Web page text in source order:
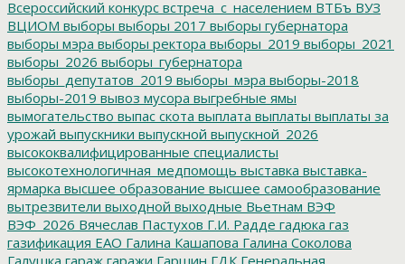
Всероссийский конкурс встреча_с_населением ВТБъ ВУЗ
ВЦИОМ выборы выборы 2017 выборы губернатора
выборы мэра выборы ректора выборы_2019 выборы_2021
выборы_2026 выборы_губернатора
выборы_депутатов_2019 выборы_мэра выборы-2018
выборы-2019 вывоз мусора выгребные ямы
вымогательство выпас скота выплата выплаты выплаты за
урожай выпускники выпускной выпускной_2026
высококвалифицированные специалисты
высокотехнологичная_медпомощь выставка выставка-
ярмарка высшее образование высшее самообразование
вытрезвители выходной выходные Вьетнам ВЭФ
ВЭФ_2026 Вячеслав Пастухов Г.И. Радде гадюка газ
газификация ЕАО Галина Кашапова Галина Соколова